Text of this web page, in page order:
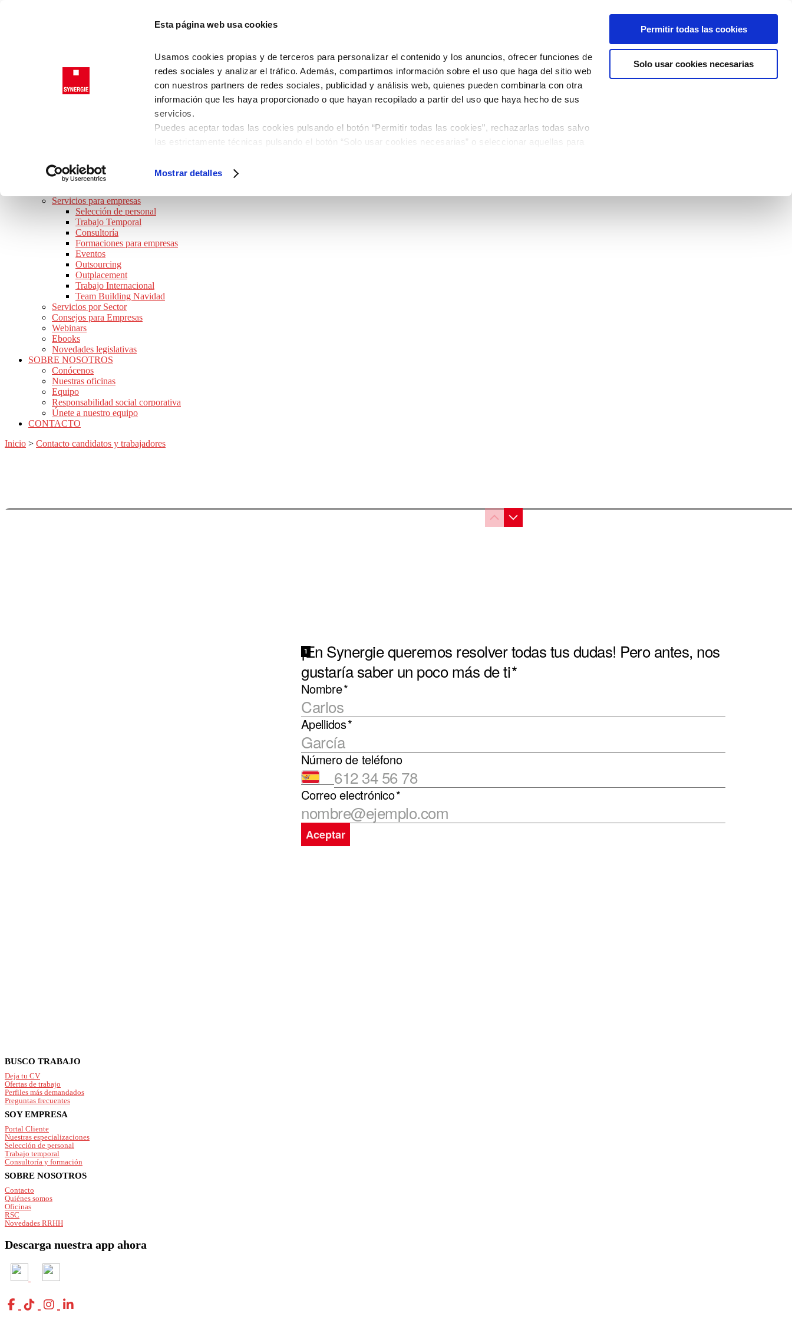
Esta página web usa cookies
Usamos cookies propias y de terceros para personalizar el contenido y los anuncios, ofrecer funciones de
redes sociales y analizar el tráfico. Además, compartimos información sobre el uso que haga del sitio web
con nuestros partners de redes sociales, publicidad y análisis web, quienes pueden combinarla con otra
información que les haya proporcionado o que hayan recopilado a partir del uso que haya hecho de sus
servicios.
Puedes aceptar todas las cookies pulsando el botón “Permitir todas las cookies”, rechazarlas todas salvo
las estrictamente técnicas pulsando el botón “Solo usar cookies necesarias” o seleccionar aquellas para
Consulta nuestra
Política de Cookies
de la página.
Mostrar detalles
Permitir todas las cookies
Solo usar cookies necesarias
JOB TOUR 2026 · ¡APÚNTATE!
Consejos de trabajo
Preguntas frecuentes
Servicios para empresas
Selección de personal
Trabajo Temporal
Consultoría
Formaciones para empresas
Eventos
Outsourcing
Outplacement
Trabajo Internacional
Team Building Navidad
Servicios por Sector
Consejos para Empresas
Webinars
Ebooks
Novedades legislativas
SOBRE NOSOTROS
Conócenos
Nuestras oficinas
Equipo
Responsabilidad social corporativa
Únete a nuestro equipo
CONTACTO
Inicio > Contacto candidatos y trabajadores
Footer
BUSCO TRABAJO
Deja tu CV
Ofertas de trabajo
Perfiles más demandados
Preguntas frecuentes
SOY EMPRESA
Portal Cliente
Nuestras especializaciones
Selección de personal
Trabajo temporal
Consultoría y formación
SOBRE NOSOTROS
Contacto
Quiénes somos
Oficinas
RSC
Novedades RRHH
Descarga nuestra app ahora